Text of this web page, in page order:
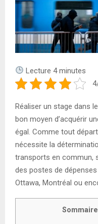
U
Lecture 4 minutes
Réaliser un stage dans
bon moyen d’acquérir
égal. Comme tout
nécessite la
transports en commun,
des postes de
Ottawa, Montréal ou
Sommaire